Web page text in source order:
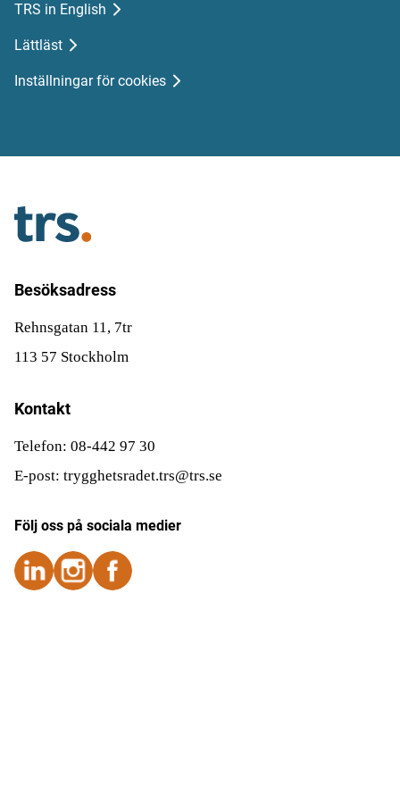
TRS in English
Lättläst
Inställningar för cookies
Besöksadress
Rehnsgatan 11, 7tr
113 57 Stockholm
Kontakt
Telefon: 08-442 97 30
E-post: trygghetsradet.trs@trs.se
Följ oss på sociala medier
Följ oss på Instagram
Följ oss på Instagram